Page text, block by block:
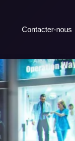
Contacter-nous